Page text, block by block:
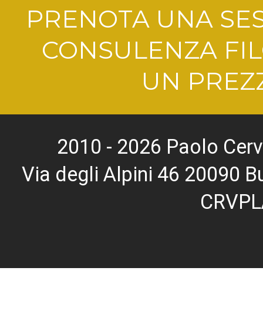
PRENOTA UNA
CONSULENZA
UN
2010 - 2026 Paolo
Via degli Alpini 46 20090